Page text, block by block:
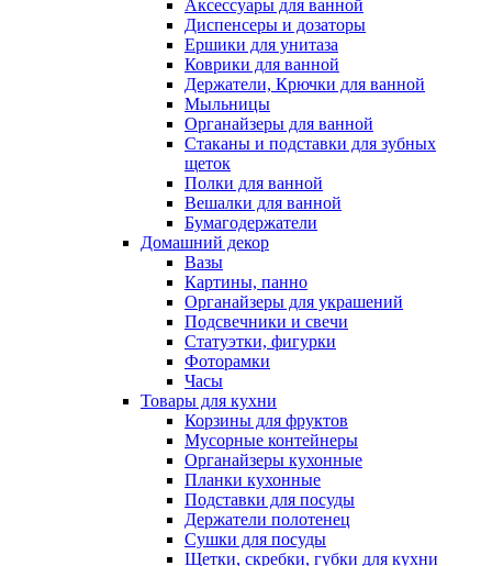
Аксессуары для ванной
Диспенсеры и дозаторы
Ершики для унитаза
Коврики для ванной
Держатели, Крючки для ванной
Мыльницы
Органайзеры для ванной
Стаканы и подставки для зубных
щеток
Полки для ванной
Вешалки для ванной
Бумагодержатели
Домашний декор
Вазы
Картины, панно
Органайзеры для украшений
Подсвечники и свечи
Статуэтки, фигурки
Фоторамки
Часы
Товары для кухни
Корзины для фруктов
Мусорные контейнеры
Органайзеры кухонные
Планки кухонные
Подставки для посуды
Держатели полотенец
Сушки для посуды
Щетки, скребки, губки для кухни